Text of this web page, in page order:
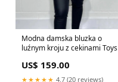
Modna damska bluzka o
luźnym kroju z cekinami Toys
US$ 159.00
★★★★★ 4.7 (20 reviews)